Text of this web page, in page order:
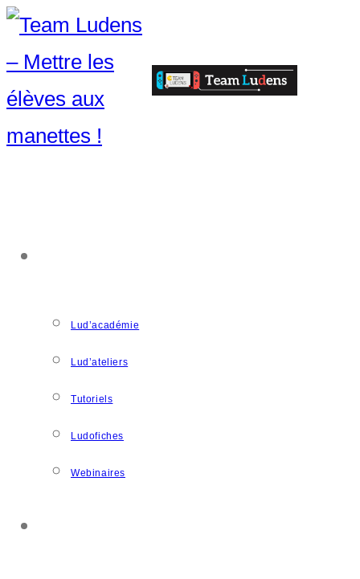
Lud’académie
Lud’ateliers
Tutoriels
Ludofiches
Webinaires